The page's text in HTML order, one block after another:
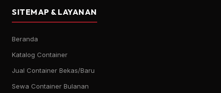
SITEMAP & LAYANAN
Beranda
Katalog Container
Jual Container Bekas/Baru
Sewa Container Bulanan